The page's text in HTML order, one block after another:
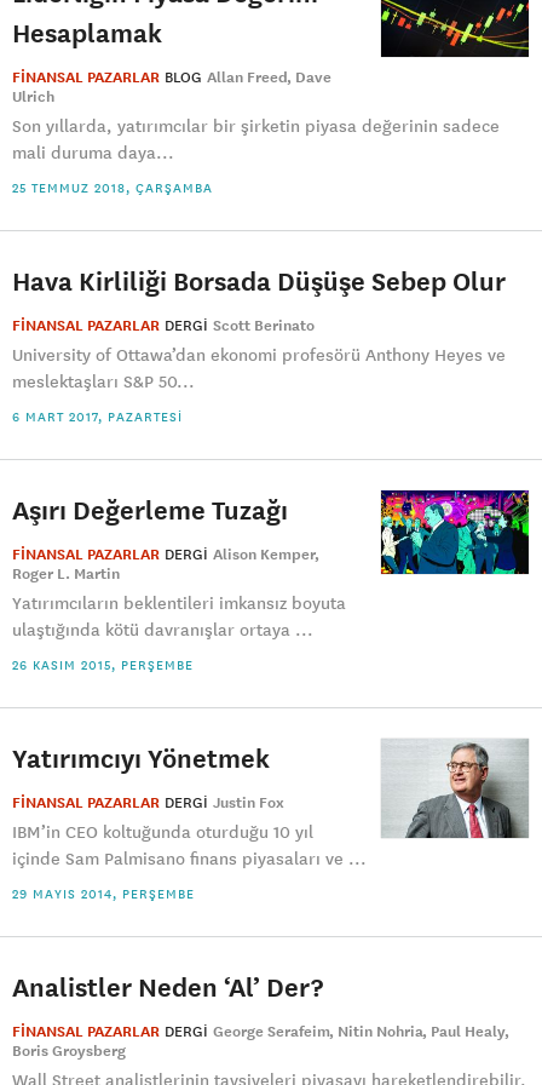
Hesaplamak
FİNANSAL PAZARLAR BLOG Allan Freed Dave
Ulrich
Son yıllarda, yatırımcılar bir şirketin piyasa değerinin sadece
mali duruma daya...
25 TEMMUZ 2018, ÇARŞAMBA
Hava Kirliliği Borsada Düşüşe Sebep Olur
FİNANSAL PAZARLAR DERGI Scott Berinato
University of Ottawa’dan ekonomi profesörü Anthony Heyes ve
meslektaşları S&P 50...
6 MART 2017, PAZARTESI
Aşırı Değerleme Tuzağı
FİNANSAL PAZARLAR DERGI Alison Kemper
Roger L. Martin
Yatırımcıların beklentileri imkansız boyuta
ulaştığında kötü davranışlar ortaya ...
26 KASIM 2015, PERŞEMBE
Yatırımcıyı Yönetmek
FİNANSAL PAZARLAR DERGI Justin Fox
IBM’in CEO koltuğunda oturduğu 10 yıl
içinde Sam Palmisano finans piyasaları ve ...
29 MAYIS 2014, PERŞEMBE
Analistler Neden ‘Al’ Der?
FİNANSAL PAZARLAR DERGI George Serafeim Nitin Nohria Paul Healy
Boris Groysberg
Wall Street analistlerinin tavsiyeleri piyasayı hareketlendirebilir.